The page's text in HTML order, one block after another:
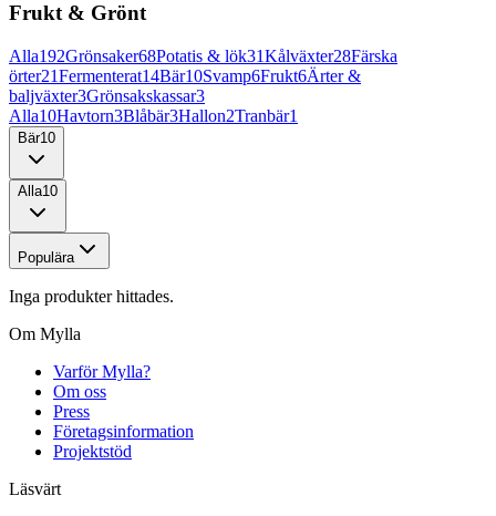
Frukt & Grönt
Alla192Grönsaker68Potatis & lök31Kålväxter28Färska
örter21Fermenterat14Bär10Svamp6Frukt6Ärter &
baljväxter3Grönsakskassar3
Alla10Havtorn3Blåbär3Hallon2Tranbär1
Bär10
Alla10
Populära
Inga produkter hittades.
Om Mylla
Varför Mylla?
Om oss
Press
Företagsinformation
Projektstöd
Läsvärt